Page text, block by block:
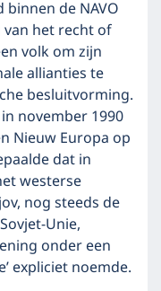
de NAVO
van het recht of
volk om zijn
allianties te
besluitvorming.
november 1990
Nieuw Europa op
dat in
westerse
nog steeds de
Unie,
onder een
expliciet noemde.